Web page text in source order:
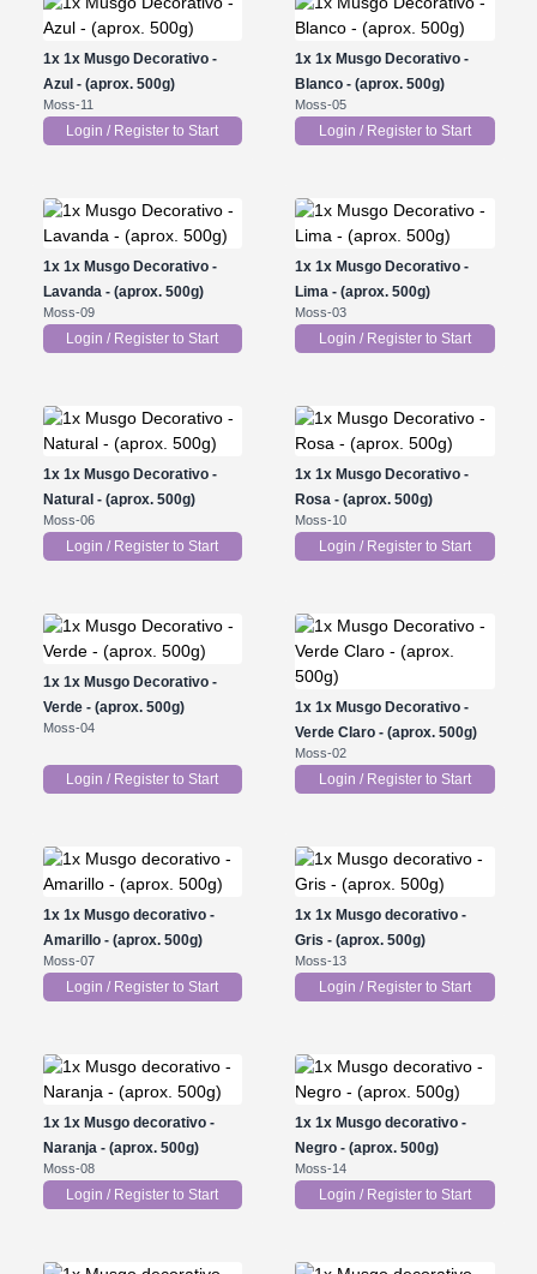
1x1x Musgo Decorativo -
Azul - (aprox. 500g)
Moss-11
Login / Register to Start
1x 1x Musgo Decorativo -
Blanco - (aprox. 500g)
Moss-05
Login / Register to Start
1x1x Musgo Decorativo -
Lavanda - (aprox. 500g)
Moss-09
Login / Register to Start
1x 1x Musgo Decorativo -
Lima - (aprox. 500g)
Moss-03
Login / Register to Start
1x1x Musgo Decorativo -
Natural - (aprox. 500g)
Moss-06
Login / Register to Start
1x 1x Musgo Decorativo -
Rosa - (aprox. 500g)
Moss-10
Login / Register to Start
1x1x Musgo Decorativo -
Verde - (aprox. 500g)
Moss-04
Login / Register to Start
1x 1x Musgo Decorativo -
Verde Claro - (aprox. 500g)
Moss-02
Login / Register to Start
1x1x Musgo decorativo -
Amarillo - (aprox. 500g)
Moss-07
Login / Register to Start
1x 1x Musgo decorativo -
Gris - (aprox. 500g)
Moss-13
Login / Register to Start
1x1x Musgo decorativo -
Naranja - (aprox. 500g)
Moss-08
Login / Register to Start
1x 1x Musgo decorativo -
Negro - (aprox. 500g)
Moss-14
Login / Register to Start